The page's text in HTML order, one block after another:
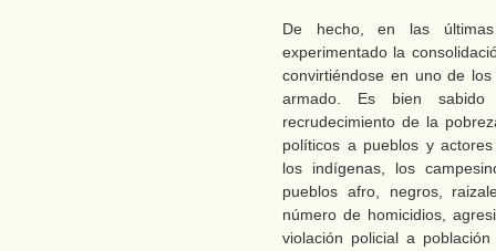
De hecho, en las
experimentado la
convirtiéndose en uno de
armado. Es bien
recrudecimiento de la
políticos a pueblos y
los indígenas, los
pueblos afro, negros,
número de homicidios,
violación policial a